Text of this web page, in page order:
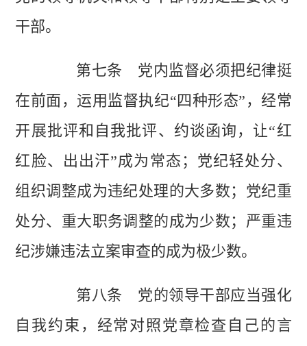
干部。
第七条 党内监督必须把纪律挺
在前面，运用监督执纪“四种形态”，经常
开展批评和自我批评、约谈函询，让“红
红脸、出出汗”成为常态；党纪轻处分、
组织调整成为违纪处理的大多数；党纪重
处分、重大职务调整的成为少数；严重违
纪涉嫌违法立案审查的成为极少数。
第八条 党的领导干部应当强化
自我约束，经常对照党章检查自己的言